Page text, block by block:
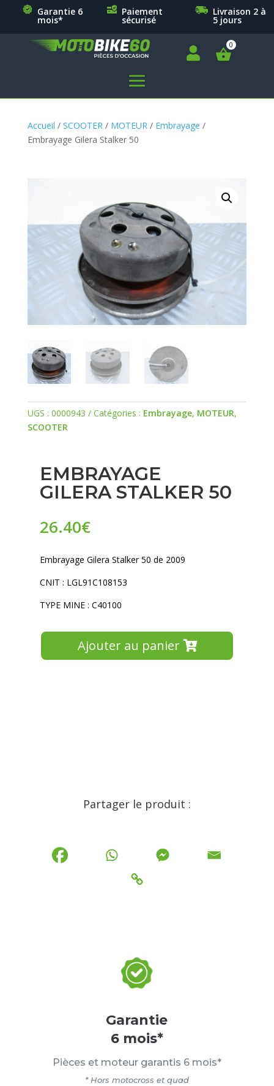
Garantie 6
mois*
Paiement
sécurisé
Livraison 2 à
5 jours

a
Accueil / SCOOTER / MOTEUR / Embrayage /
Embrayage Gilera Stalker 50
UGS : 0000943 Catégories : Embrayage, MOTEUR,
SCOOTER
EMBRAYAGE
GILERA STALKER 50
26.40€
Embrayage Gilera Stalker 50 de 2009
CNIT : LGL91C108153
TYPE MINE : C40100
Ajouter au panier
Partager le produit :
Garantie
6 mois*
Pièces et moteur garantis 6 mois*
* Hors motocross et quad